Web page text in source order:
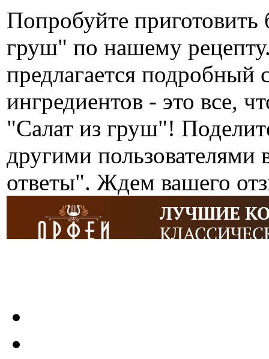
Попробуйте
груш" по нашему
предлагается подробный
ингредиентов - это все,
"Салат из груш"!
другими
ответы". Ждем вашего